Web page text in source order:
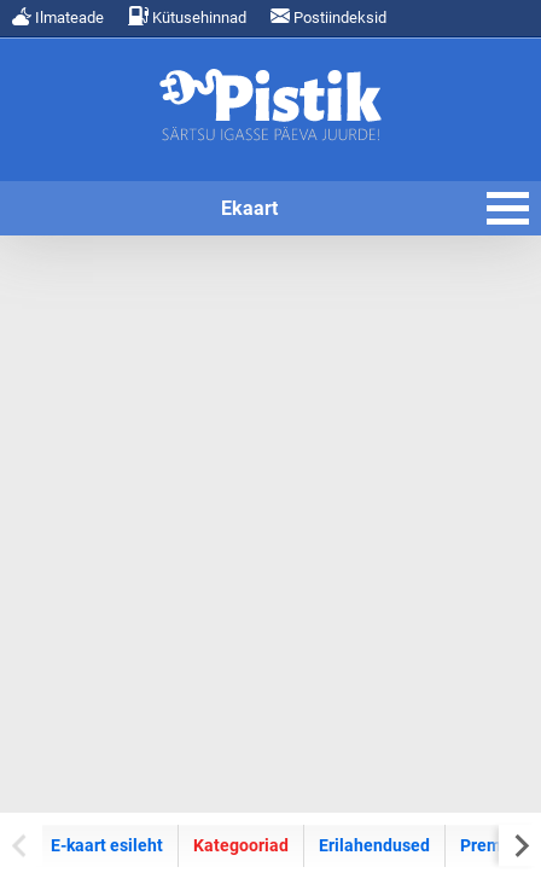
Ilmateade Kütusehinnad Postiindeksid
Ekaart
E-kaart esileht E-kaartide
Kategooriad Erilahendused Premium